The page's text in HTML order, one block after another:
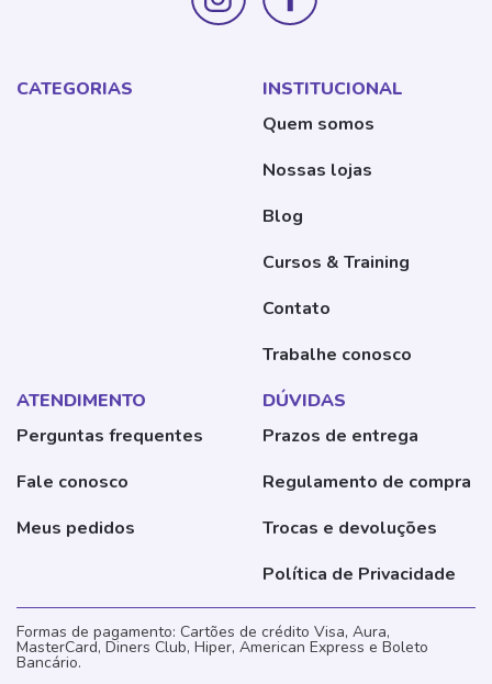
CATEGORIAS
INSTITUCIONAL
Quem somos
Nossas lojas
Blog
Cursos & Training
Contato
Trabalhe conosco
ATENDIMENTO
Perguntas frequentes
Fale conosco
Meus pedidos
DÚVIDAS
Prazos de entrega
Regulamento de compra
Trocas e devoluções
Política de Privacidade
Formas de pagamento: Cartões de crédito Visa, Aura,
MasterCard, Diners Club, Hiper, American Express e Boleto
Bancário.